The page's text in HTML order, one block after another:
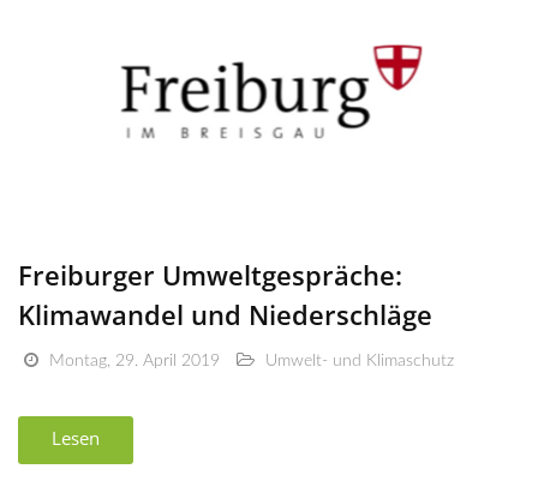
Freiburger Umweltgespräche:
Klimawandel und Niederschläge
Montag, 29. April 2019 Umwelt- und Klimaschutz
Lesen